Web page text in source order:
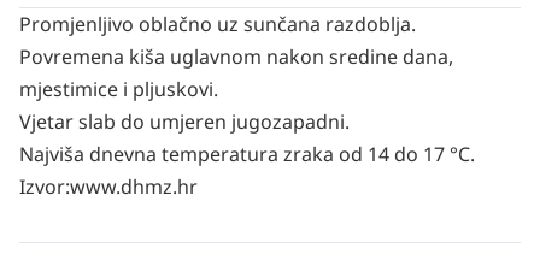
Osmrtnice
Promjenljivo oblačno uz sunčana razdoblja.
Povremena kiša uglavnom nakon sredine dana,
mjestimice i pljuskovi.
Vjetar slab do umjeren jugozapadni.
Najviša dnevna temperatura zraka od 14 do 17 °C.
Izvor:www.dhmz.hr